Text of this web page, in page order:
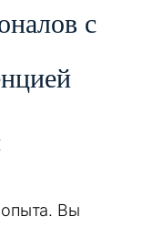
с
Вы